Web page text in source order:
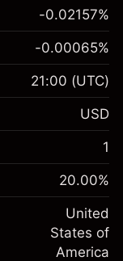
$1,000.00
-0.021568
%
(-$1.08)
$4,000.00
-0.02157%
$1,000.00
-0.000654
%
(-$0.03)
-0.00065%
21:00 (UTC)
USD
1
20.00%
United
States of
America